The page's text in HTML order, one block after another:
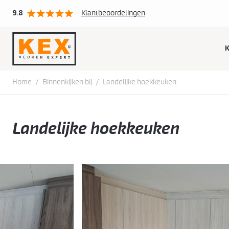
9.8 Klantbeoordelingen
Home / Binnenkijken bij / Landelijke hoekkeuken
Landelijke hoekkeuken